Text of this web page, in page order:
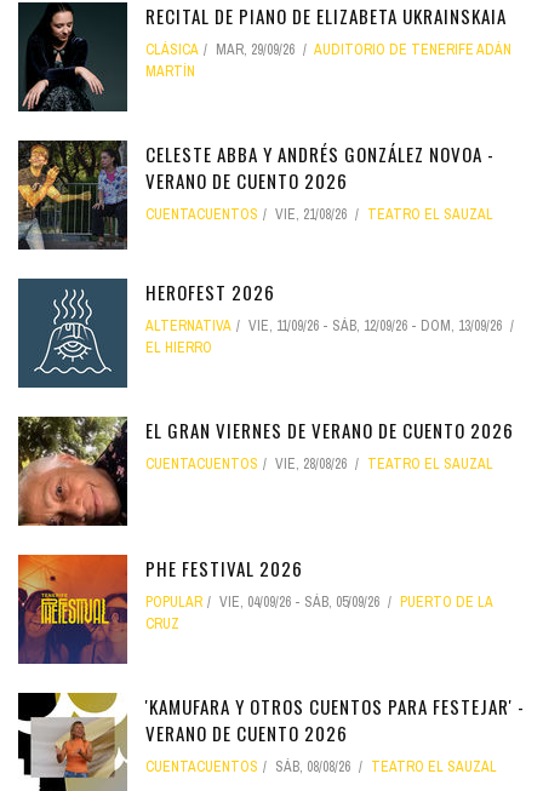
RECITAL DE PIANO DE ELIZABETA UKRAINSKAIA
CLÁSICA MAR, 29/09/26
AUDITORIO DE TENERIFE ADÁN
MARTÍN
CELESTE ABBA Y ANDRÉS GONZÁLEZ NOVOA -
VERANO DE CUENTO 2026
CUENTACUENTOS VIE, 21/08/26 TEATRO EL SAUZAL
HEROFEST 2026
ALTERNATIVA VIE, 11/09/26 - SÁB, 12/09/26 - DOM, 13/09/26
EL HIERRO
EL GRAN VIERNES DE VERANO DE CUENTO 2026
CUENTACUENTOS VIE, 28/08/26 TEATRO EL SAUZAL
PHE FESTIVAL 2026
POPULAR VIE, 04/09/26 - SÁB, 05/09/26
PUERTO DE LA
CRUZ
'KAMUFARA Y OTROS CUENTOS PARA FESTEJAR' -
VERANO DE CUENTO 2026
CUENTACUENTOS SÁB, 08/08/26 TEATRO EL SAUZAL